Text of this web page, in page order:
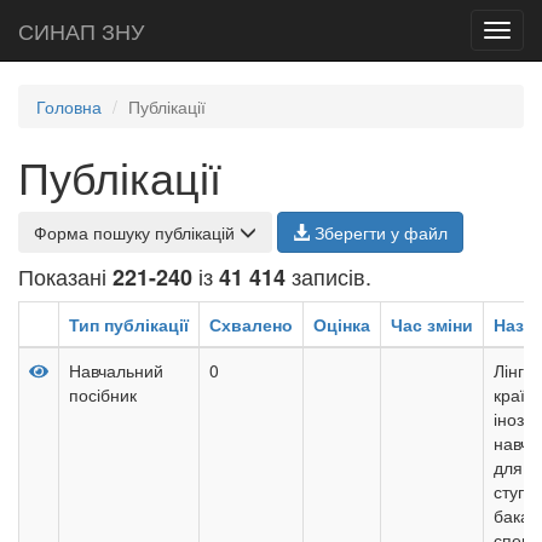
СИНАП ЗНУ
Головна Публікації
Публікації
Форма пошуку публікацій Зберегти у файл
Показані 221-240 із41 414записів.
Тип публікації Схвалено Оцінка Час зміни
Навчальний
посібник
0
для